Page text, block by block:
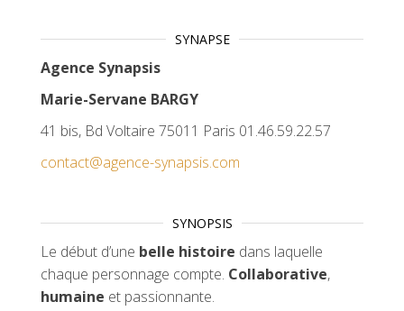
SYNAPSE
Agence Synapsis
Marie-Servane BARGY
41 bis, Bd Voltaire 75011 Paris 01.46.59.22.57
contact@agence-synapsis.com
SYNOPSIS
Le début d’une belle histoire dans laquelle
chaque personnage compte. Collaborative,
humaine et passionnante.